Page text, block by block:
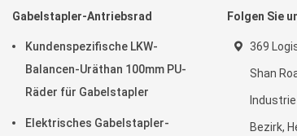
Gabelstapler-Antriebsrad
Kundenspezifische LKW-
Balancen-Uräthan 100mm PU-
Räder für Gabelstapler
Elektrisches Gabelstapler-
Folgen Sie
369
Shan
Bezirk,